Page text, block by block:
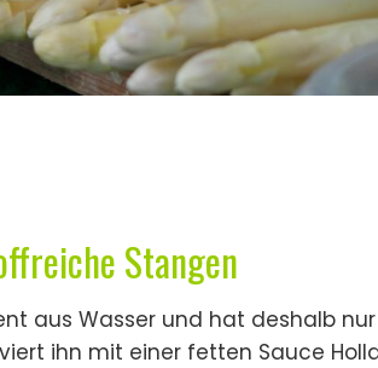
Stangen
aus Wasser und hat deshalb nur
ihn mit einer fetten Sauce